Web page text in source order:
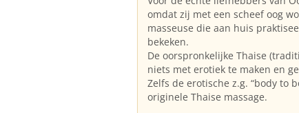
omdat zij met een scheef oog
masseuse die aan huis
bekeken.
De oorspronkelijke Thaise
niets met erotiek te maken en
Zelfs de erotische z.g. “body to
originele Thaise massage.